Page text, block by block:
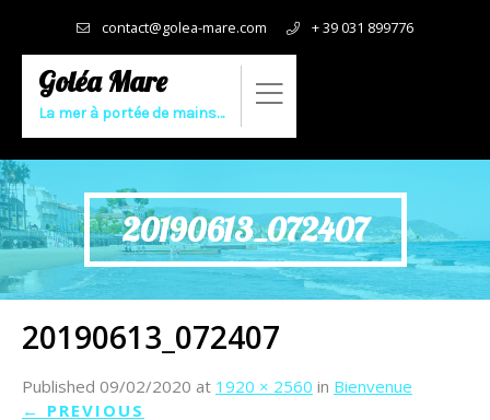
contact@golea-mare.com + 39 031 899776
Goléa Mare
La mer à portée de mains…
20190613_072407
20190613_072407
Published 09/02/2020 at 1920 × 2560 in Bienvenue
← PREVIOUS